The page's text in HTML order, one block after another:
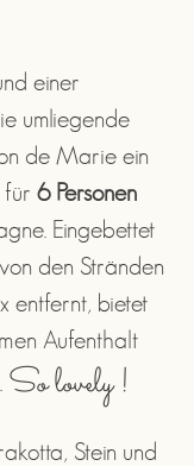
einer
umliegende
de Marie ein
für6 Personen
Eingebettet
den Stränden
entfernt, bietet
Aufenthalt
So lovely !
Stein und